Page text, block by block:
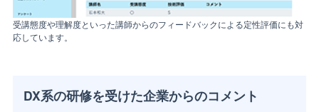
受講態度や理解度といった講師からのフィードバックによる定性評価にも対
応しています。
DX系の研修を受けた企業からのコメント